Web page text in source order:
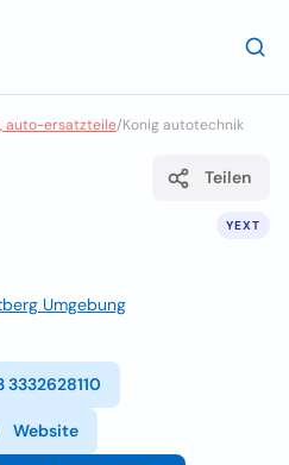
auto-ersatzteile/Konig autotechnik
YEXT
Teilen
Umgebung
3332628110
Website